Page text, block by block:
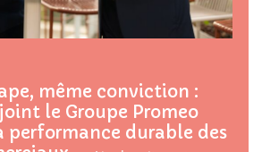
même conviction :
le Groupe Promeo
performance durable des